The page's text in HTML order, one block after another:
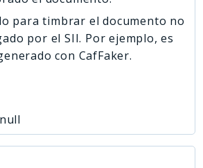
para timbrar el documento no
por el SII. Por ejemplo, es
con CafFaker.